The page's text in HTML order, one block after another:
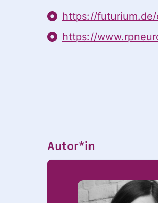
https://
https://
Autor*in